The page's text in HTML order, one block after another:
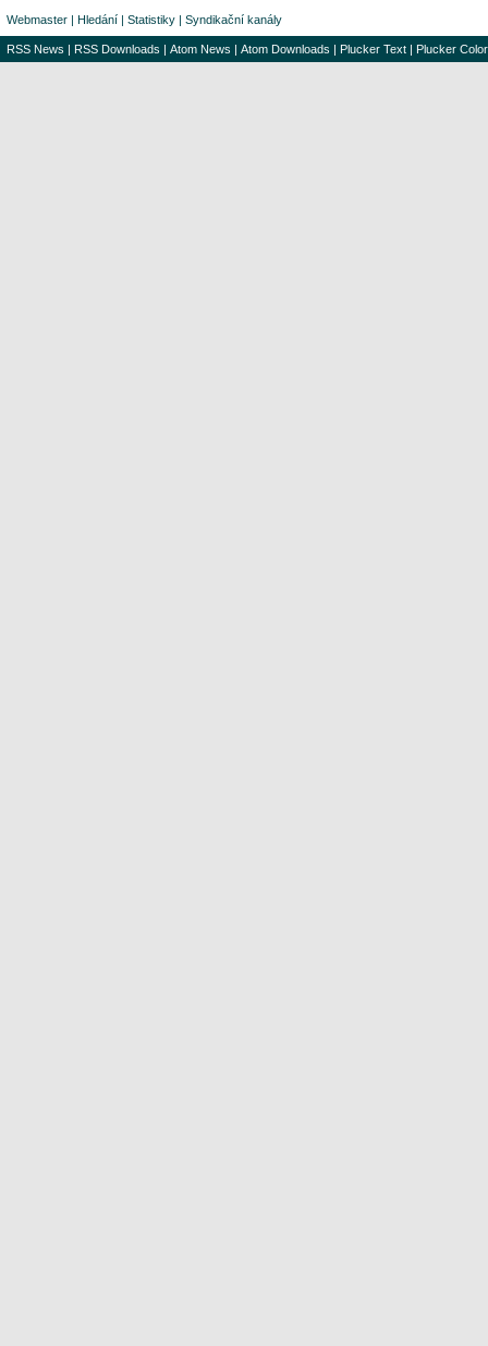
Webmaster | Hledání | Statistiky | Syndikační kanály
RSS News | RSS Downloads | Atom News | Atom Downloads | Plucker Text | Plucker Color